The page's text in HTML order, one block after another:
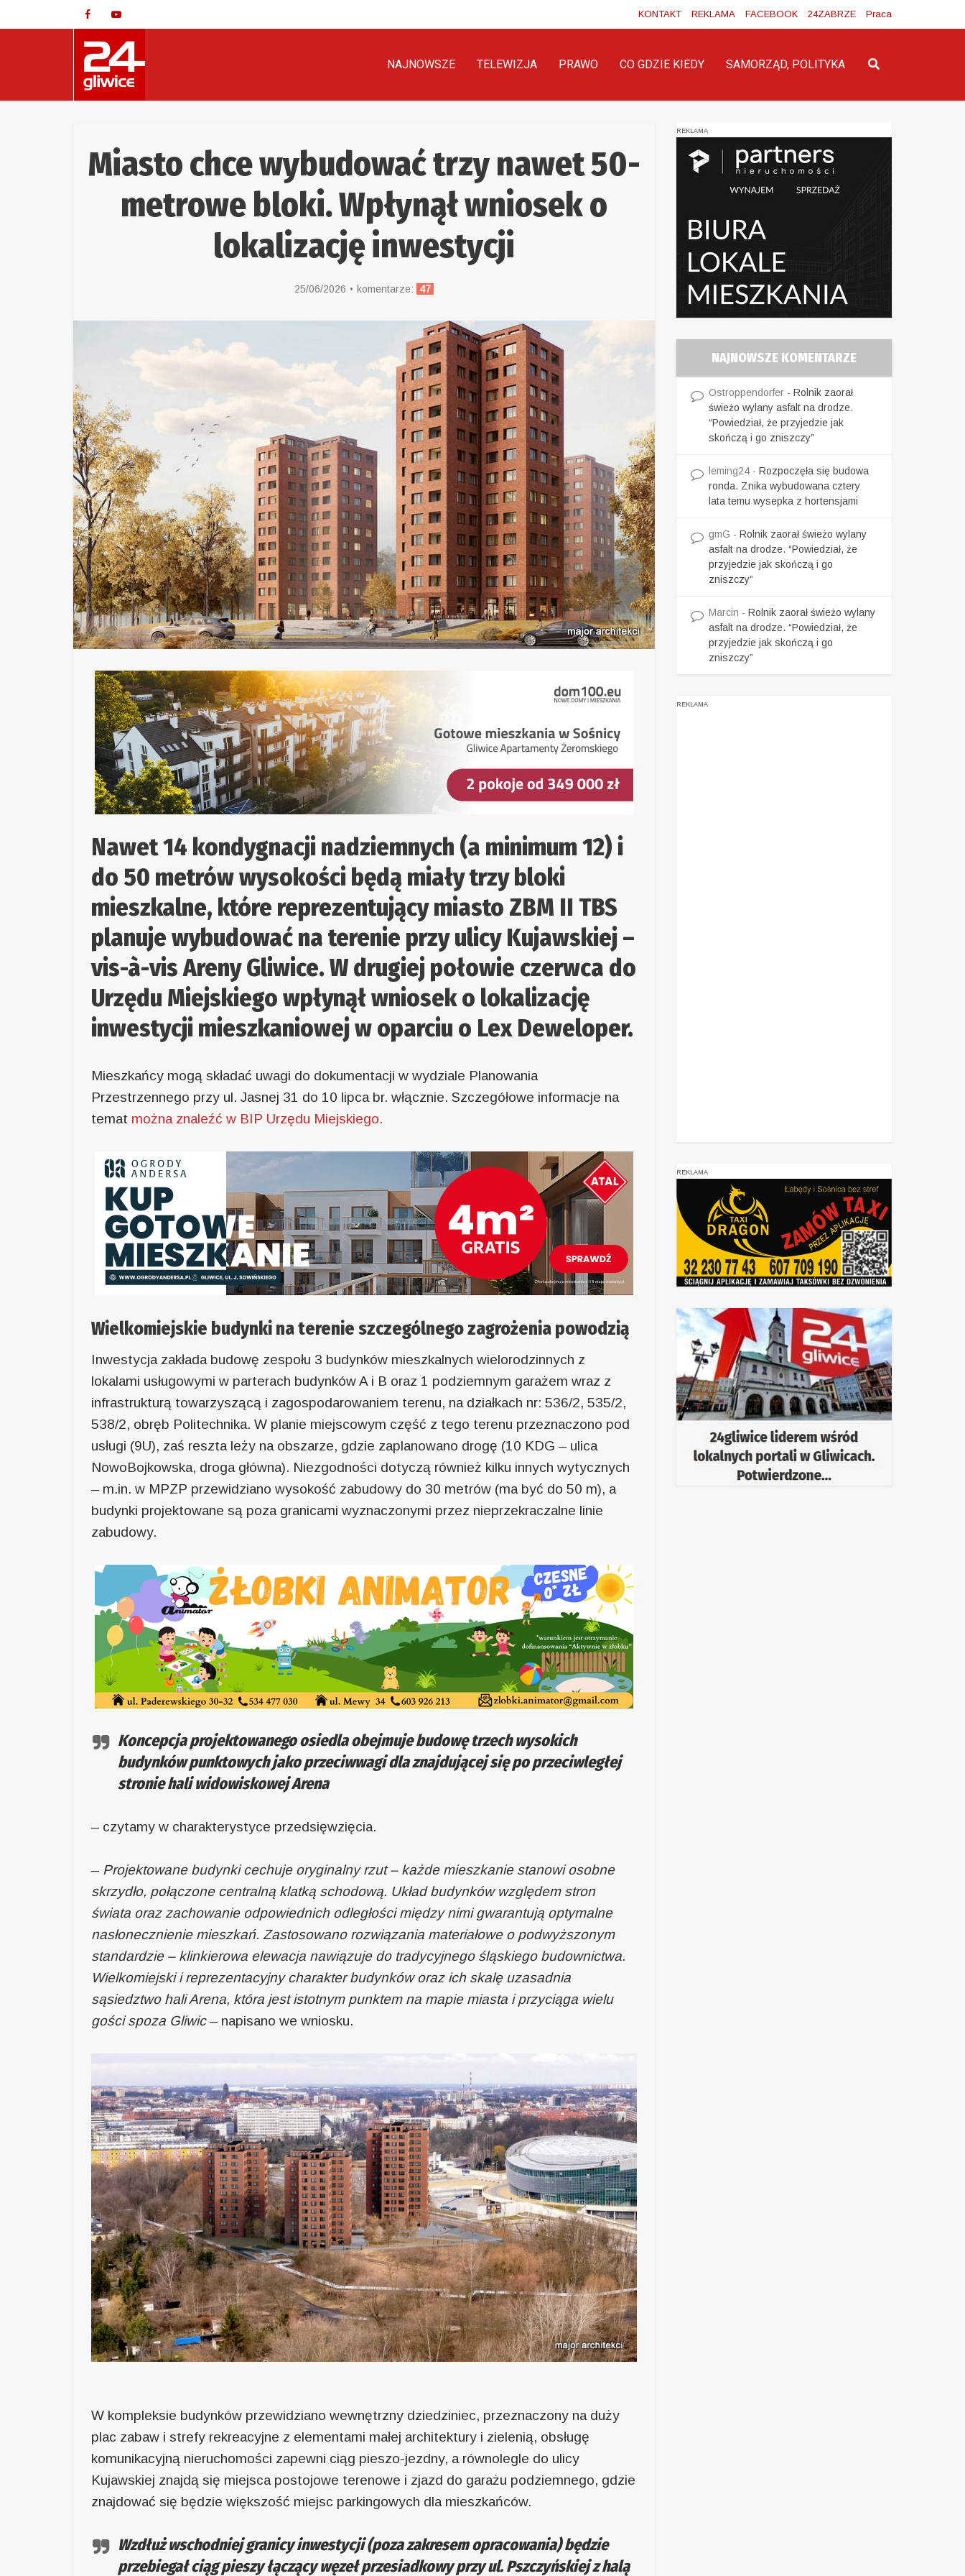
KONTAKT REKLAMA FACEBOOK 24ZABRZE Praca
NAJNOWSZE TELEWIZJA PRAWO CO GDZIE KIEDY SAMORZĄD, POLITYKA
Miasto chce wybudować trzy nawet 50-
metrowe bloki. Wpłynął wniosek o
lokalizację inwestycji
25/06/2026 komentarze: 47
Nawet 14 kondygnacji nadziemnych (a minimum 12) i
do 50 metrów wysokości będą miały trzy bloki
mieszkalne, które reprezentujący miasto ZBM II TBS
planuje wybudować na terenie przy ulicy Kujawskiej –
vis-à-vis Areny Gliwice. W drugiej połowie czerwca do
Urzędu Miejskiego wpłynął wniosek o lokalizację
inwestycji mieszkaniowej w oparciu o Lex Deweloper.
Mieszkańcy mogą składać uwagi do dokumentacji w wydziale Planowania
Przestrzennego przy ul. Jasnej 31 do 10 lipca br. włącznie. Szczegółowe informacje na
temat można znaleźć w BIP Urzędu Miejskiego.
Wielkomiejskie budynki na terenie szczególnego zagrożenia powodzią
Inwestycja zakłada budowę zespołu 3 budynków mieszkalnych wielorodzinnych z
lokalami usługowymi w parterach budynków A i B oraz 1 podziemnym garażem wraz z
infrastrukturą towarzyszącą i zagospodarowaniem terenu, na działkach nr: 536/2, 535/2,
538/2, obręb Politechnika. W planie miejscowym część z tego terenu przeznaczono pod
usługi (9U), zaś reszta leży na obszarze, gdzie zaplanowano drogę (10 KDG – ulica
NowoBojkowska, droga główna). Niezgodności dotyczą również kilku innych wytycznych
– m.in. w MPZP przewidziano wysokość zabudowy do 30 metrów (ma być do 50 m), a
budynki projektowane są poza granicami wyznaczonymi przez nieprzekraczalne linie
zabudowy.
Koncepcja projektowanego osiedla obejmuje budowę trzech wysokich
budynków punktowych jako przeciwwagi dla znajdującej się po przeciwległej
stronie hali widowiskowej Arena
– czytamy w charakterystyce przedsięwzięcia.
– Projektowane budynki cechuje oryginalny rzut – każde mieszkanie stanowi osobne
skrzydło, połączone centralną klatką schodową. Układ budynków względem stron
świata oraz zachowanie odpowiednich odległości między nimi gwarantują optymalne
nasłonecznienie mieszkań. Zastosowano rozwiązania materiałowe o podwyższonym
standardzie – klinkierowa elewacja nawiązuje do tradycyjnego śląskiego budownictwa.
Wielkomiejski i reprezentacyjny charakter budynków oraz ich skalę uzasadnia
sąsiedztwo hali Arena, która jest istotnym punktem na mapie miasta i przyciąga wielu
gości spoza Gliwic– napisano we wniosku.
W kompleksie budynków przewidziano wewnętrzny dziedziniec, przeznaczony na duży
plac zabaw i strefy rekreacyjne z elementami małej architektury i zielenią, obsługę
komunikacyjną nieruchomości zapewni ciąg pieszo-jezdny, a równolegle do ulicy
Kujawskiej znajdą się miejsca postojowe terenowe i zjazd do garażu podziemnego, gdzie
znajdować się będzie większość miejsc parkingowych dla mieszkańców.
Wzdłuż wschodniej granicy inwestycji (poza zakresem opracowania) będzie
przebiegał ciąg pieszy łączący węzeł przesiadkowy przy ul. Pszczyńskiej z halą
REKLAMA
NAJNOWSZE KOMENTARZE
Ostroppendorfer - Rolnik zaorał
świeżo wylany asfalt na drodze.
“Powiedział, że przyjedzie jak
skończą i go zniszczy”
leming24 - Rozpoczęła się budowa
ronda. Znika wybudowana cztery
lata temu wysepka z hortensjami
gmG - Rolnik zaorał świeżo wylany
asfalt na drodze. “Powiedział, że
przyjedzie jak skończą i go
zniszczy”
Marcin - Rolnik zaorał świeżo wylany
asfalt na drodze. “Powiedział, że
przyjedzie jak skończą i go
zniszczy”
REKLAMA
REKLAMA